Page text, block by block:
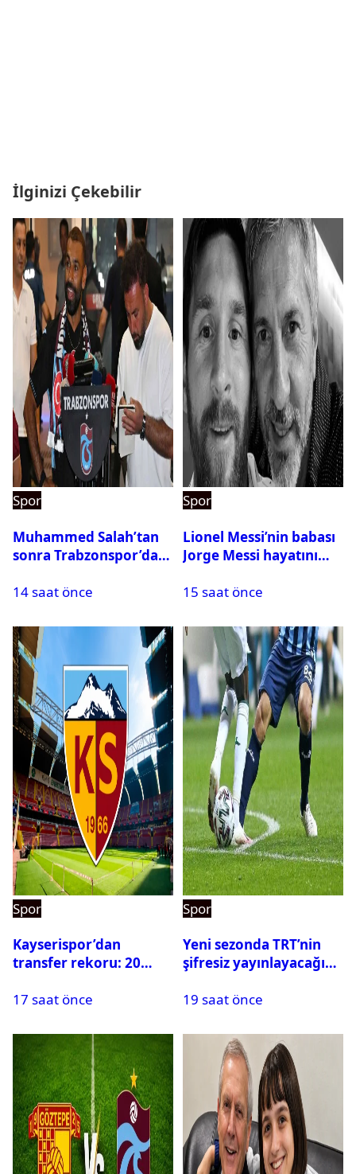
İlginizi Çekebilir
Spor
Muhammed Salah’tan
sonra Trabzonspor’dan
14 saat önce
Spor
Lionel Messi’nin babası
Jorge Messi hayatını
15 saat önce
Spor
Kayserispor’dan
transfer rekoru: 20
17 saat önce
Spor
Yeni sezonda TRT’nin
şifresiz yayınlayacağı
19 saat önce